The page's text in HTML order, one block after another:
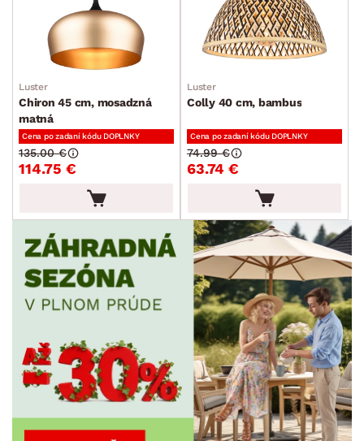
Luster
Chiron 45 cm, mosadzná
matná
Cena po zadaní kódu DOPLNKY
114.75 €
135.00 €
Luster
Colly 40 cm, bambus
Cena po zadaní kódu DOPLNKY
63.74 €
74.99 €